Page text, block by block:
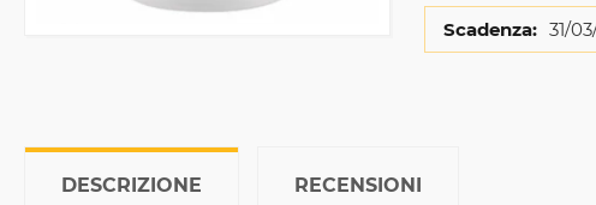
Scadenza: 31/
DESCRIZIONE RECENSIONI